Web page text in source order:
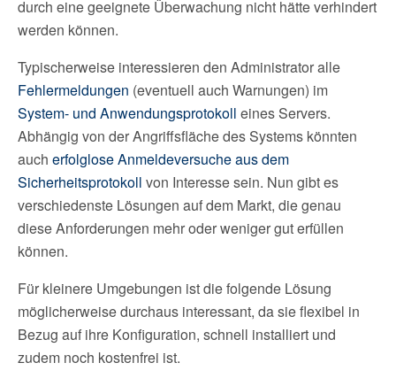
durch eine geeignete Überwachung nicht hätte verhindert
werden können.
Typischerweise interessieren den Administrator alle
Fehlermeldungen (eventuell auch Warnungen) im
System- und Anwendungsprotokoll eines Servers.
Abhängig von der Angriffsfläche des Systems könnten
auch erfolglose Anmeldeversuche aus dem
Sicherheitsprotokoll von Interesse sein. Nun gibt es
verschiedenste Lösungen auf dem Markt, die genau
diese Anforderungen mehr oder weniger gut erfüllen
können.
Für kleinere Umgebungen ist die folgende Lösung
möglicherweise durchaus interessant, da sie flexibel in
Bezug auf ihre Konfiguration, schnell installiert und
zudem noch kostenfrei ist.